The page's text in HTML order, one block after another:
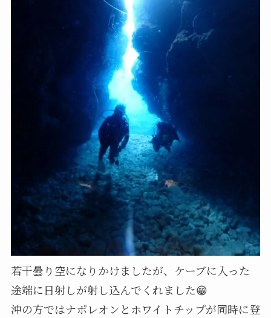
若干曇り空になりかけましたが、ケーブに入った
途端に日射しが射し込んでくれました😁
沖の方ではナポレオンとホワイトチップが同時に登